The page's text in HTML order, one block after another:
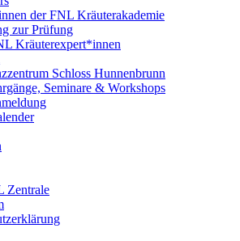
der FNL Kräuterakademie
zur Prüfung
Kräuterexpert*innen
Schloss Hunnenbrunn
Seminare & Workshops
Zentrale